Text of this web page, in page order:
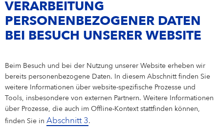
VERARBEITUNG
PERSONENBEZOGENER DATEN
BEI BESUCH UNSERER WEBSITE
Beim Besuch und bei der Nutzung unserer Website erheben wir
bereits personenbezogene Daten. In diesem Abschnitt finden Sie
weitere Informationen über website-spezifische Prozesse und
Tools, insbesondere von externen Partnern. Weitere Informationen
über Prozesse, die auch im Offline-Kontext stattfinden können,
finden Sie inAbschnitt 3.